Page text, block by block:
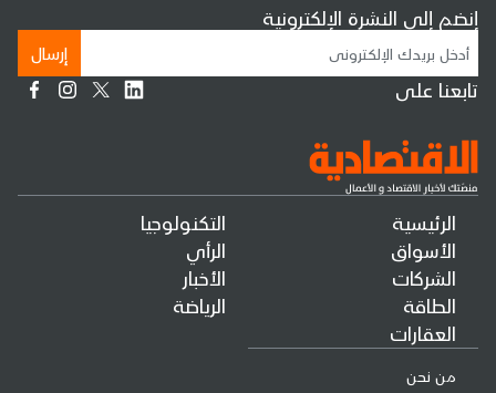
الرئيسية
الأسواق
الشركات
الطاقة
العقارات
التكنولوجيا
الرأي
الأخبار
الرياضة
من نحن
إنضم إلى النشرة الإلكترونية
إرسال
تابعنا على